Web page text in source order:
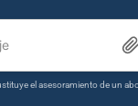
el asesoramiento de un